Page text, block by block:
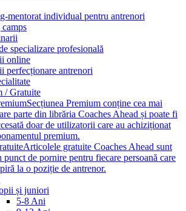
mentorat individual pentru antrenori
specializare profesională
online
perfecționare antrenori
/ Gratuite
Secțiunea Premium conține cea mai
parte din librăria Coaches Ahead și poate fi
doar de utilizatorii care au achiziționat
premium.
Articolele gratuite Coaches Ahead sunt
punct de pornire pentru fiecare persoană care
la o poziție de antrenor.
și juniori
5-8 Ani